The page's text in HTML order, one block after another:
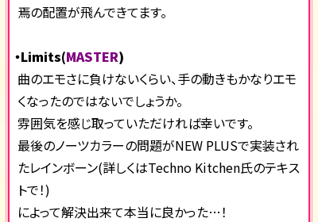
焉の配置が飛んできてます。
・Limits(MASTER)
曲のエモさに負けないくらい、手の動きもかなりエモ
くなったのではないでしょうか。
雰囲気を感じ取っていただければ幸いです。
最後のノーツカラーの問題がNEW PLUSで実装され
たレインボーン(詳しくはTechno Kitchen氏のテキス
トで！)
によって解決出来て本当に良かった…！